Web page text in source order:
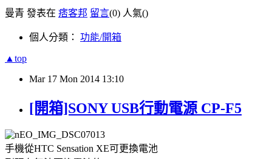
曼青 發表在 痞客邦 留言(0) 人氣()
個人分類： 功能/開箱
▲top
Mar 17 Mon 2014 13:10
[開箱]SONY USB行動電源 CP-F5
手機從HTC Sensation XE可更換電池